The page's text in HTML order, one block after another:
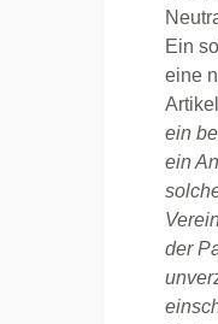
Ein
eine
ein
ein
der